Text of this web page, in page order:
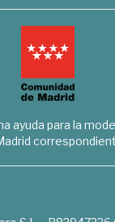
ayuda para la